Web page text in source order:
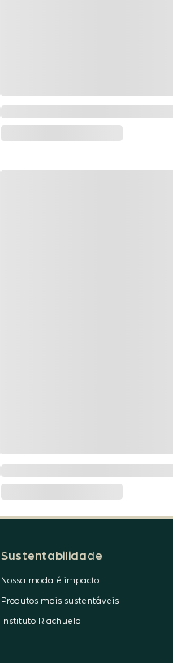
Sustentabilidade
Nossa moda é impacto
Produtos mais sustentáveis
Instituto Riachuelo